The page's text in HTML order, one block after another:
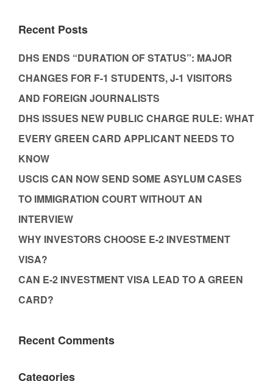
Recent Posts
DHS ENDS “DURATION OF STATUS”: MAJOR
CHANGES FOR F-1 STUDENTS, J-1 VISITORS
AND FOREIGN JOURNALISTS
DHS ISSUES NEW PUBLIC CHARGE RULE: WHAT
EVERY GREEN CARD APPLICANT NEEDS TO
KNOW
USCIS CAN NOW SEND SOME ASYLUM CASES
TO IMMIGRATION COURT WITHOUT AN
INTERVIEW
WHY INVESTORS CHOOSE E-2 INVESTMENT
VISA?
CAN E-2 INVESTMENT VISA LEAD TO A GREEN
CARD?
Recent Comments
Categories